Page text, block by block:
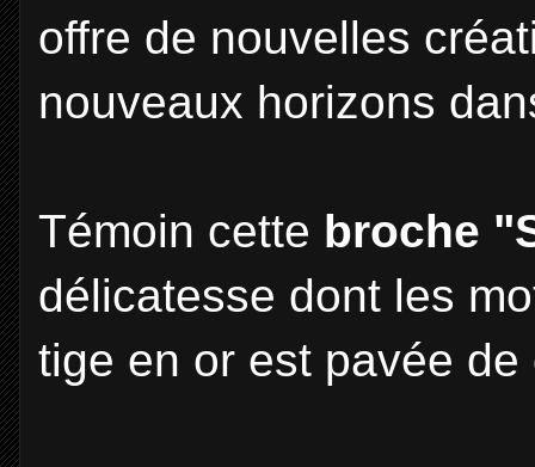
offre de nouvelles
nouveaux horizons
Témoin cette broche
délicatesse dont les
tige en or est pavée